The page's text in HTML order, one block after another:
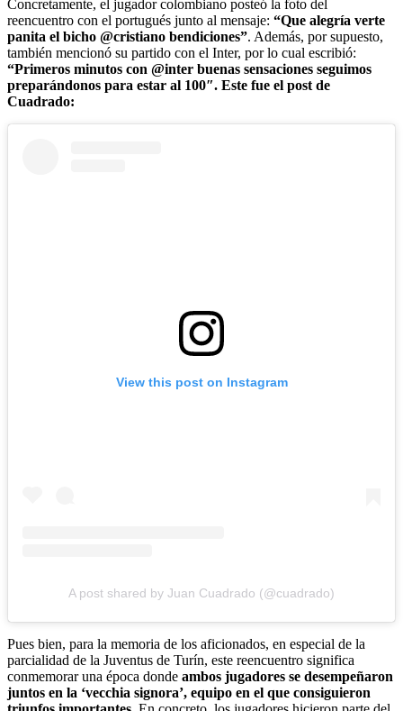
Concretamente, el jugador colombiano posteó la foto del
reencuentro con el portugués junto al mensaje: “Que alegría verte
panita el bicho @cristiano bendiciones”. Además, por supuesto,
también mencionó su partido con el Inter, por lo cual escribió:
“Primeros minutos con @inter buenas sensaciones seguimos
preparándonos para estar al 100″. Este fue el post de
Cuadrado:
View this post on Instagram
A post shared by Juan Cuadrado (@cuadrado)
Pues bien, para la memoria de los aficionados, en especial de la
parcialidad de la Juventus de Turín, este reencuentro significa
conmemorar una época donde ambos jugadores se desempeñaron
juntos en la ‘vecchia signora’, equipo en el que consiguieron